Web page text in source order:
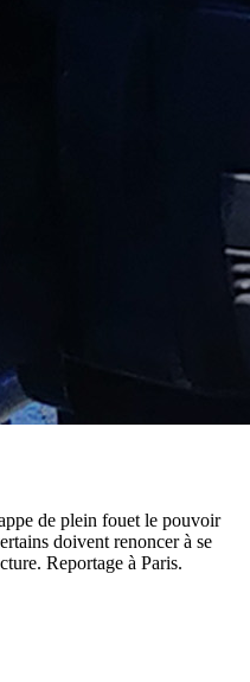
de plein fouet le pouvoir
doivent renoncer à se
Reportage à Paris.